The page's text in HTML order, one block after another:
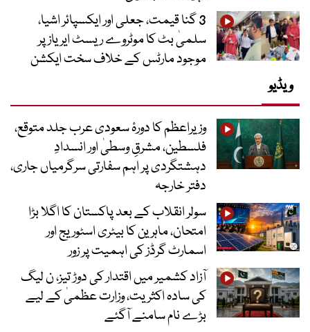
3 گنا قیمت، جعلی اور ایکسپائر اشیا،
سلمیٰ بٹ کا موٹروے ریسٹ ایریاز پر
موجود مارٹس کے خلاف سخت ایکشن
ویڈیو
وزیراعظم کا دورۂ سعودی عرب جلد متوقع،
فلسطین، مشرقِ وسطیٰ اور انسدادِ
دہشتگردی پر اہم سفارتی سرگرمیاں جاری،
دفتر خارجہ
سولر انقلاب کے بعد پاکستان کا اگلا بڑا
امتحان، ماہرین کا بیٹری اسٹوریج اور
اسمارٹ گرڈز کی اہمیت پر زور
آزاد کشمیر میں اقتدار کی دوڑ تیز، ن لیگ
کی سادہ اکثریت، وزارت عظمیٰ کے لیے
بڑے نام سامنے آگئے